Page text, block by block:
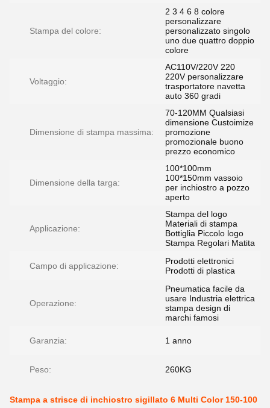
Stampa del colore:
2 3 4 6 8 colore
personalizzare
personalizzato singolo
uno due quattro doppio
colore
Voltaggio:
AC110V/220V 220
220V personalizzare
trasportatore navetta
auto 360 gradi
Dimensione di stampa massima:
70-120MM Qualsiasi
dimensione Custoimize
promozione
promozionale buono
prezzo economico
Dimensione della targa:
100*100mm
100*150mm vassoio
per inchiostro a pozzo
aperto
Applicazione:
Stampa del logo
Materiali di stampa
Bottiglia Piccolo logo
Stampa Regolari Matita
Campo di applicazione:
Prodotti elettronici
Prodotti di plastica
Operazione:
Pneumatica facile da
usare Industria elettrica
stampa design di
marchi famosi
Garanzia: 1 anno
Peso: 260KG
Stampa a strisce di inchiostro sigillato 6 Multi Color 150-100